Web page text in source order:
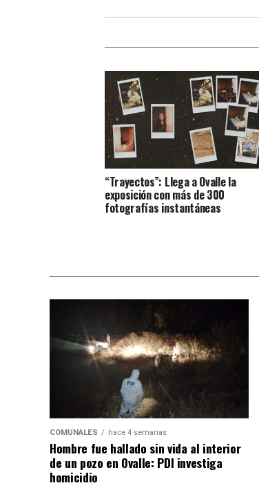
“Trayectos”: Llega a Ovalle la
exposición con más de 300
fotografías instantáneas
COMUNALES hace 4 semanas
Hombre fue hallado sin vida al interior
de un pozo en Ovalle: PDI investiga
homicidio